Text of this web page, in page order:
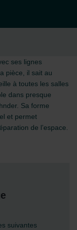
ses lignes
pièce, il sait au
à toutes les salles
dans presque
Sa forme
et permet
de l’espace.
suivantes